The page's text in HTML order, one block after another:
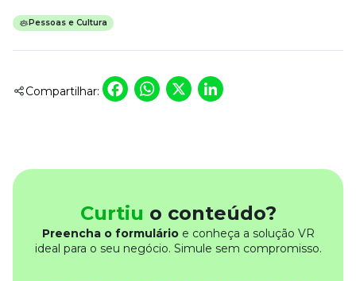
Pessoas e Cultura
Compartilhar: Facebook
WhatsApp
X
Curtiu o conteúdo?
Preencha o formulárioe conheça a solução VR
ideal para o seu negócio. Simule sem compromisso.